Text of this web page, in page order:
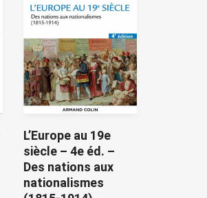
L’Europe au 19e
siècle – 4e éd. –
Des nations aux
nationalismes